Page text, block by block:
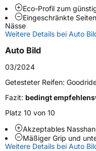
FahrzeugartPKW & SUV
Weitere Eigenschaften
Schlauchtyp
ZustandNeureifen
XL
FelgenschutzFR
Eco-Profil zum
Eingeschränkte
Nässe
Weitere Details bei Auto
Auto Bild
03/2024
Getesteter Reifen:
Fazit: bedingt
Platz 10 von 10
Akzeptables
Mäßiger Grip und
Weitere Details bei Auto